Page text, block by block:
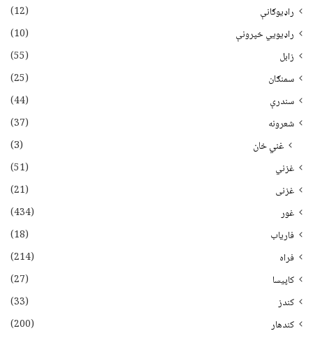
راډیوګانې
(12)
راډیويي خپرونې
(10)
زابل
(55)
سمنګان
(25)
سندرې
(44)
شعرونه
(37)
غني خان
(3)
غزني
(51)
غزنی
(21)
غور
(434)
فاریاب
(18)
فراه
(214)
کاپیسا
(27)
کندز
(33)
کندهار
(200)